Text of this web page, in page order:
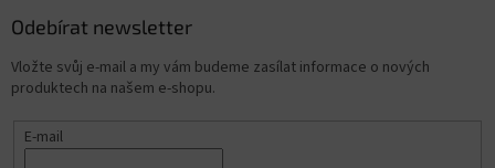
Odebírat newsletter
Vložte svůj e-mail a my vám budeme zasílat informace o nových
produktech na našem e-shopu.
E-mail